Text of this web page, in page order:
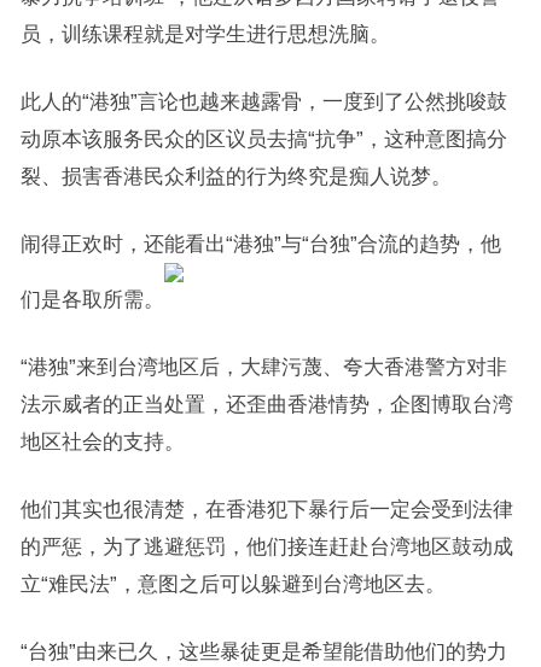
员，训练课程就是对学生进行思想洗脑。
此人的“港独”言论也越来越露骨，一度到了公然挑唆鼓
动原本该服务民众的区议员去搞“抗争”，这种意图搞分
裂、损害香港民众利益的行为终究是痴人说梦。
闹得正欢时，还能看出“港独”与“台独”合流的趋势，他
们是各取所需。
“港独”来到台湾地区后，大肆污蔑、夸大香港警方对非
法示威者的正当处置，还歪曲香港情势，企图博取台湾
地区社会的支持。
他们其实也很清楚，在香港犯下暴行后一定会受到法律
的严惩，为了逃避惩罚，他们接连赶赴台湾地区鼓动成
立“难民法”，意图之后可以躲避到台湾地区去。
“台独”由来已久，这些暴徒更是希望能借助他们的势力